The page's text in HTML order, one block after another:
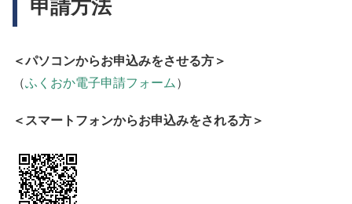
申請方法
＜パソコンからお申込みをさせる方＞
（ふくおか電子申請フォーム ）
＜スマートフォンからお申込みをされる方＞